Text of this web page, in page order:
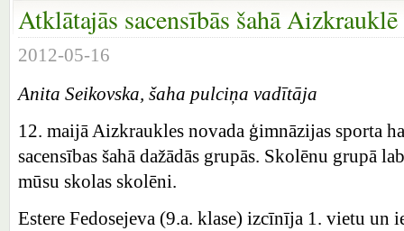
Atklātajās sacensībās šahā Aizkrauklē
2012-05-16
Anita Seikovska, šaha pulciņa vadītāja
12. maijā Aizkraukles novada ģimnāzijas sporta
sacensības šahā dažādās grupās. Skolēnu grupā
mūsu skolas skolēni.
Estere Fedosejeva (9.a. klase) izcīnīja 1. vietu un